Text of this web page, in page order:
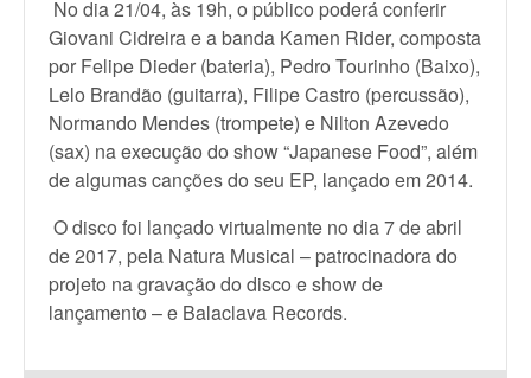
No dia 21/04, às 19h, o público poderá conferir
Giovani Cidreira e a banda Kamen Rider, composta
por Felipe Dieder (bateria), Pedro Tourinho (Baixo),
Lelo Brandão (guitarra), Filipe Castro (percussão),
Normando Mendes (trompete) e Nilton Azevedo
(sax) na execução do show “Japanese Food”, além
de algumas canções do seu EP, lançado em 2014.
O disco foi lançado virtualmente no dia 7 de abril
de 2017, pela Natura Musical – patrocinadora do
projeto na gravação do disco e show de
lançamento – e Balaclava Records.